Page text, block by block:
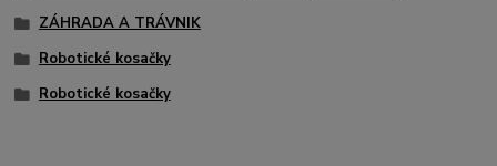
ZÁHRADA A TRÁVNIK
Robotické kosačky
Robotické kosačky